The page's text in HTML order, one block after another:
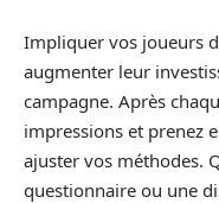
Impliquer vos joueurs
augmenter leur
campagne. Après
impressions et prenez
ajuster vos méthodes.
questionnaire ou une